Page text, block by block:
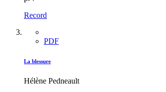
Record
PDF
La blessure
Hélène Pedneault